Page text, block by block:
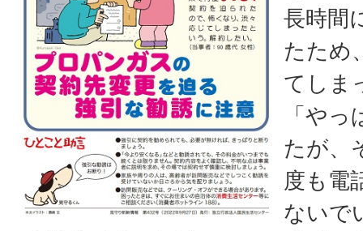
長時間
たため
てしま
「や
たが、
度も電
ないで